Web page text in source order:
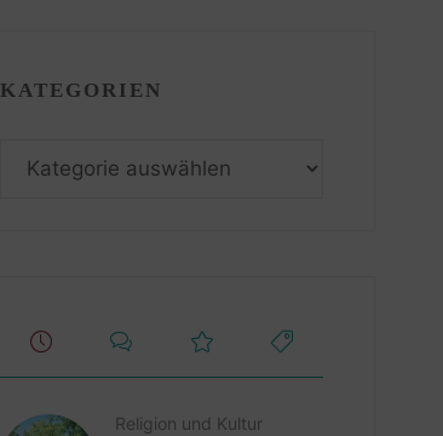
KATEGORIEN
Kategorien
Religion und Kultur